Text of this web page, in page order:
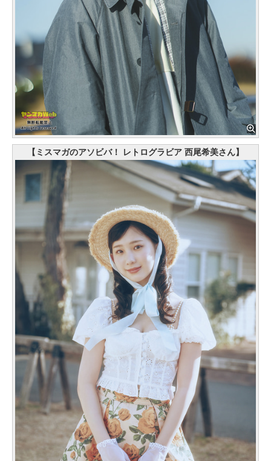
【ミスマガのアソビバ！ レトログラビア 西尾希美さん】